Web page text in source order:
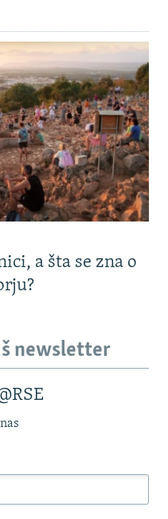
a šta se zna o
newsletter